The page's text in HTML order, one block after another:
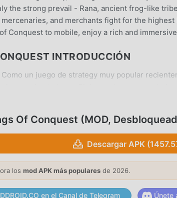
the strong prevail - Rana, ancient frog-like
and merchants fight for the
Conquest to mobile, enjoy a rich and
INTRODUCCIÓN
un juego de strategy muy popular
grande del mundo, moddroid es su mejor
en el juego, así que puedes concentrarte
cualquier mod de Songs Of Conquest no
de instalación gratuita. Simplemente descargue
ÚNICA
Of Conquest (MOD,
Descargar APK
los mod APK más populares de 2026.
en el Canal de Telegram Únete